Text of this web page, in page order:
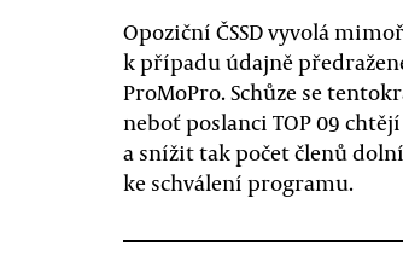
Opoziční ČSSD vyvolá
k případu údajně
ProMoPro. Schůze se
neboť poslanci TOP 09
a snížit tak počet členů
ke schválení programu.